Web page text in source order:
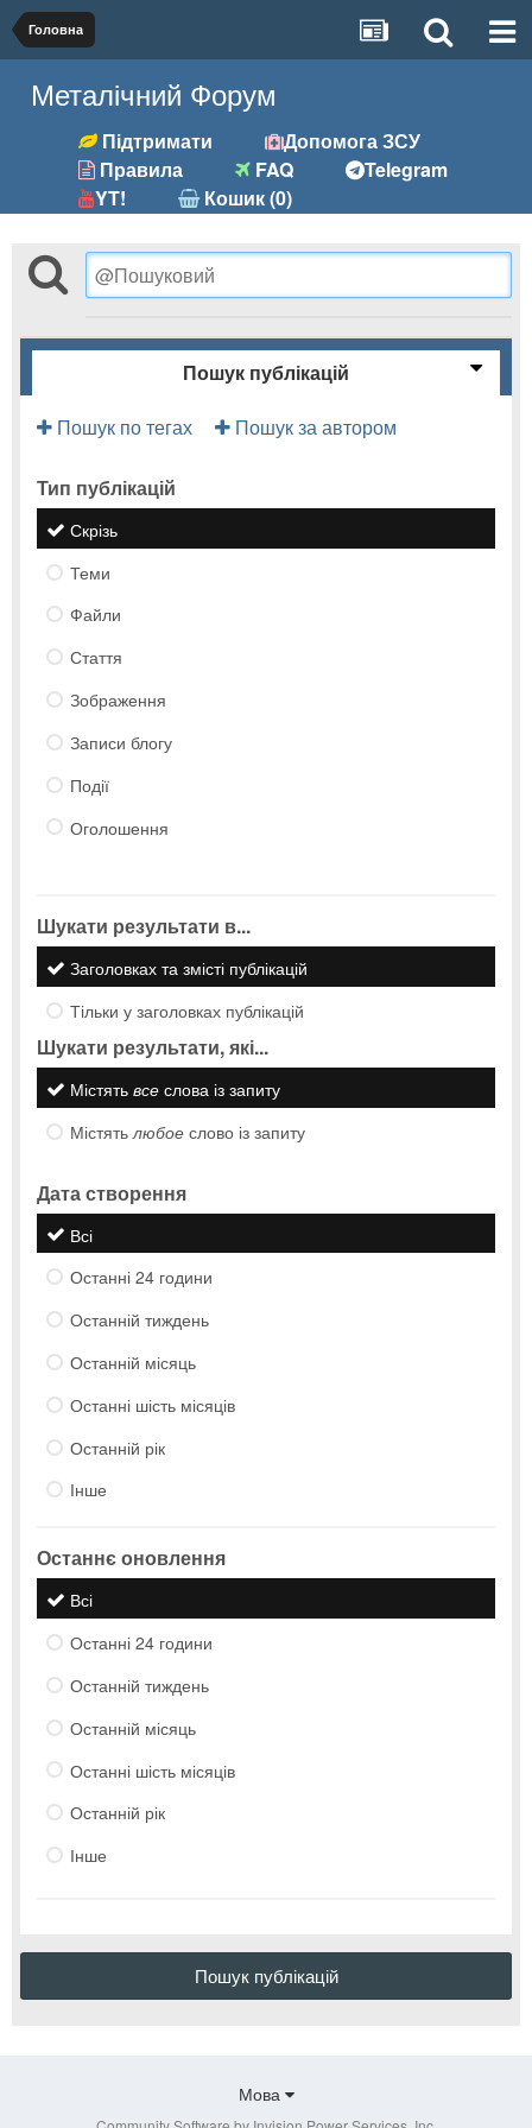
Головна
Металічний Форум
Підтримати
Допомога ЗСУ
Правила
FAQ
Telegram
YT!
Кошик (0)
Пошук публікацій
Пошук по тегах
Пошук за автором
Тип публікацій
Скрізь
Теми
Файли
Стаття
Зображення
Записи блогу
Події
Оголошення
Шукати результати в...
Заголовках та змісті публікацій
Тільки у заголовках публікацій
Шукати результати, які...
Містять все слова із запиту
Містять любое слово із запиту
Дата створення
Всі
Останні 24 години
Останній тиждень
Останній місяць
Останні шість місяців
Останній рік
Інше
Останнє оновлення
Всі
Останні 24 години
Останній тиждень
Останній місяць
Останні шість місяців
Останній рік
Інше
Пошук публікацій
Мова